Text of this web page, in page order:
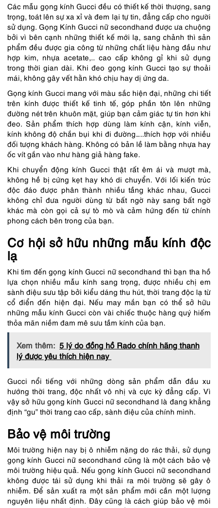
Các mẫu gọng kính Gucci đều có thiết kế thời thượng, sang
trọng, toát lên sự xa xỉ và đem lại tự tin, đẳng cấp cho người
sử dụng. Gọng Kính Gucci nữ secondhand được ưa chuộng
bởi vì bên cạnh những thiết kế mới lạ, sang chảnh thì sản
phẩm đều được gia công từ những chất liệu hàng đầu như
hợp kim, nhựa acetate,.. cao cấp không gỉ khi sử dụng
trong thời gian dài. Khi đeo gọng kính Gucci tạo sự thoải
mái, không gây vết hằn khó chịu hay dị ứng da.
Gọng kính Gucci mang với màu sắc hiện đại, những chi tiết
trên kính được thiết kế tinh tế, góp phần tôn lên những
đường nét trên khuôn mặt, giúp bạn cảm giác tự tin hơn khi
đeo. Sản phẩm thích hợp dùng làm kính cận, kính viễn,
kính không độ chắn bụi khi đi đường…..thích hợp với nhiều
đối tượng khách hàng. Không có bản lề làm bằng nhựa hay
ốc vít gắn vào như hàng giả hàng fake.
Khi chuyển động kính Gucci thật rất êm ái và mượt mà,
không hề bị cứng kẹt hay khó di chuyển. Với lối kiến trúc
độc đáo được phân thành nhiều tầng khác nhau, Gucci
không chỉ đưa người dùng từ bất ngờ này sang bất ngờ
khác mà còn gọi cả sự tò mò và cảm hứng đến từ chính
phong cách bên trong của bạn.
Cơ hội sở hữu những mẫu kính độc
lạ
Khi tìm đến gọng kính Gucci nữ secondhand thì bạn tha hồ
lựa chọn nhiều mẫu kính sang trọng, được nhiều chị em
sành điệu sưu tập bởi kiểu dáng thu hút, thời trang độc lạ từ
cổ điển đến hiện đại. Nếu may mắn bạn có thể sở hữu
những mẫu kính Gucci còn vài chiếc thuộc hàng quý hiếm
thỏa mãn niềm đam mê sưu tầm kính của bạn.
Xem thêm: 5 lý do đồng hồ Rado chính hãng thanh
lý được yêu thích hiện nay
Gucci nổi tiếng với những dòng sản phẩm dẫn đầu xu
hướng thời trang, độc nhất vô nhị và cực kỳ đẳng cấp. Vì
vậy sở hữu gọng kính Gucci nữ secondhand là đang khẳng
định “gu” thời trang cao cấp, sành điệu của chính mình.
Bảo vệ môi trường
Môi trường hiện nay bị ô nhiễm nặng do rác thải, sử dụng
gọng kính Gucci nữ secondhand cũng là một cách bảo vệ
môi trường hiệu quả. Nếu gọng kính Gucci nữ secondhand
không được tái sử dụng khi thải ra môi trường sẽ gây ô
nhiễm. Để sản xuất ra một sản phẩm mới cần một lượng
nguyên liệu nhất định. Đây cũng là cách giúp bảo vệ môi